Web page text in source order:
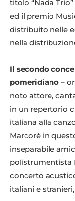
titolo “Nada
ed il premio
distribuito nelle
nella
Il secondo
pomeridiano –
noto attore,
in un repertorio
italiana alla
Marcorè in
inseparabile
polistrumentista
concerto
italiani e